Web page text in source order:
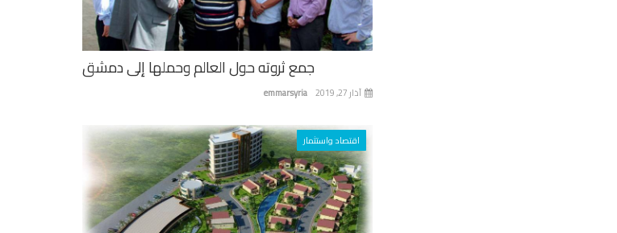
جمع ثروته حول العالم وحملها إلى دمشق
emmarsyria آذار 27, 2019
اقتصاد واستثمار